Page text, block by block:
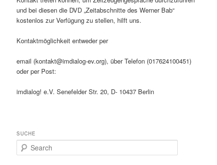
und bei diesen die DVD „Zeitabschnitte des Werner Bab“
kostenlos zur Verfügung zu stellen, hilft uns.
Kontaktmöglichkeit entweder per
email (kontakt@imdialog-ev.org), über Telefon (017624100451)
oder per Post:
imdialog! e.V. Senefelder Str. 20, D- 10437 Berlin
SUCHE
Search